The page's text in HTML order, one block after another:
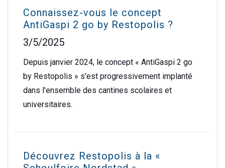
Connaissez-vous le concept
AntiGaspi 2 go by Restopolis ?
3/5/2025
Depuis janvier 2024, le concept « AntiGaspi 2 go
by Restopolis » s'est progressivement implanté
dans l'ensemble des cantines scolaires et
universitaires.
Découvrez Restopolis à la «